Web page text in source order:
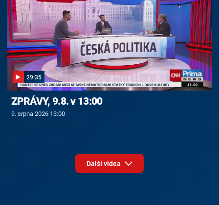
29:35
ZPRÁVY, 9.8. v 13:00
9. srpna 2026 13:00
Další videa